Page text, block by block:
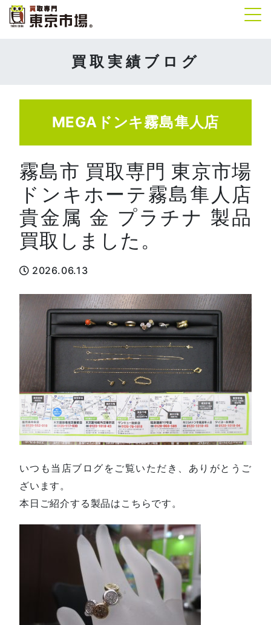
買取実績ブログ
MEGAドンキ霧島隼人店
霧島市 買取専門 東京市場
ドンキホーテ霧島隼人店
貴金属 金 プラチナ 製品
買取しました。
2026.06.13
いつも当店ブログをご覧いただき、ありがとうご
ざいます。
本日ご紹介する製品はこちらです。